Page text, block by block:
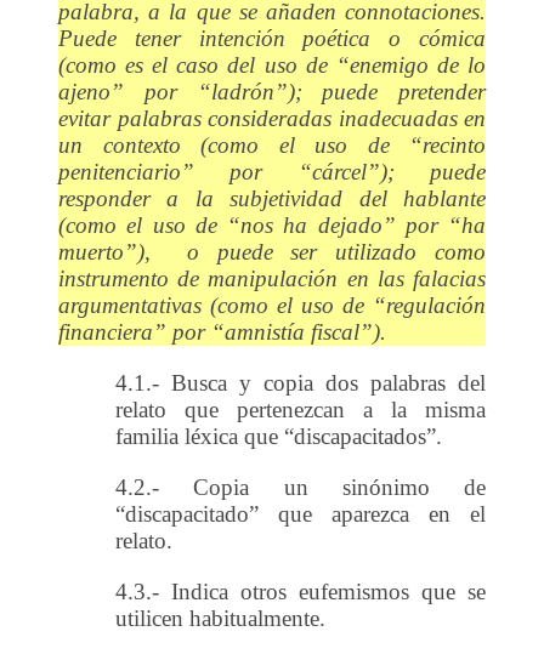
palabra, a la que se añaden connotaciones.
Puede tener intención poética o cómica
(como es el caso del uso de “enemigo de lo
ajeno” por “ladrón”); puede pretender
evitar palabras consideradas inadecuadas en
un contexto (como el uso de “recinto
penitenciario” por “cárcel”); puede
responder a la subjetividad del hablante
(como el uso de “nos ha dejado” por “ha
muerto”), o puede ser utilizado como
instrumento de manipulación en las falacias
argumentativas (como el uso de “regulación
financiera” por “amnistía fiscal”).
4.1.- Busca y copia dos palabras del
relato que pertenezcan a la misma
familia léxica que “discapacitados”.
4.2.- Copia un sinónimo de
“discapacitado” que aparezca en el
relato.
4.3.- Indica otros eufemismos que se
utilicen habitualmente.